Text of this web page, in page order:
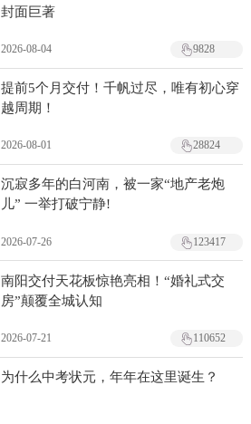
封面巨著
2026-08-04 9828
提前5个月交付！千帆过尽，唯有初心穿
越周期！
2026-08-01 28824
沉寂多年的白河南，被一家“地产老炮
儿” 一举打破宁静!
2026-07-26 123417
南阳交付天花板惊艳亮相！“婚礼式交
房”颠覆全城认知
2026-07-21 110652
为什么中考状元，年年在这里诞生？